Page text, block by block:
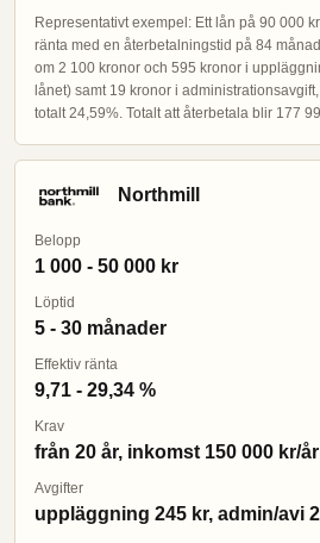
Representativt exempel: Ett lån på 90 000
ränta med en återbetalningstid på 84
om 2 100 kronor och 595 kronor i
lånet) samt 19 kronor i
totalt 24,59%. Totalt att återbetala blir 177
Northmill
Belopp
1 000 - 50 000 kr
Löptid
5 - 30 månader
Effektiv ränta
9,71 - 29,34 %
Krav
från 20 år, inkomst 150 000 kr/år
Avgifter
uppläggning 245 kr, admin/avi